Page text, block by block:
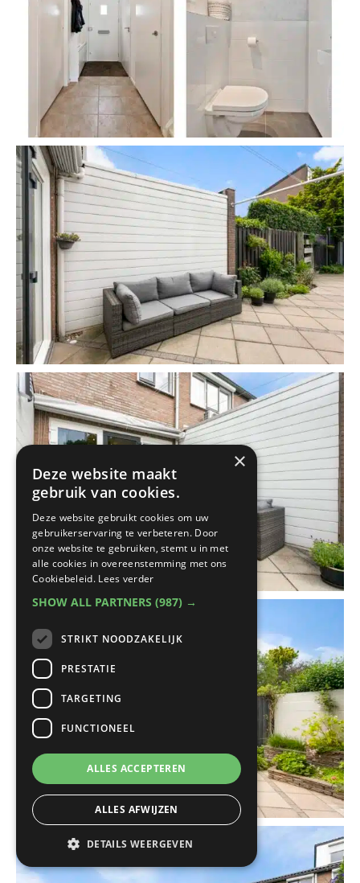
×
Deze website maakt
gebruik van cookies.
Deze website gebruikt cookies om uw
gebruikerservaring te verbeteren. Door
onze website te gebruiken, stemt u in met
alle cookies in overeenstemming met ons
Cookiebeleid. Lees verder
SHOW ALL PARTNERS (987) →
STRIKT NOODZAKELIJK
PRESTATIE
TARGETING
FUNCTIONEEL
ALLES ACCEPTEREN
ALLES AFWIJZEN
DETAILS WEERGEVEN